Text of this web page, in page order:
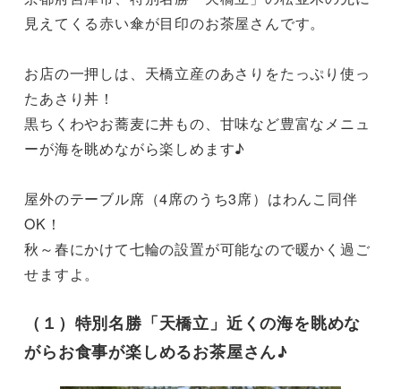
見えてくる赤い傘が目印のお茶屋さんです。
お店の一押しは、天橋立産のあさりをたっぷり使っ
たあさり丼！
黒ちくわやお蕎麦に丼もの、甘味など豊富なメニュ
ーが海を眺めながら楽しめます♪
屋外のテーブル席（4席のうち3席）はわんこ同伴
OK！
秋～春にかけて七輪の設置が可能なので暖かく過ご
せますよ。
（１）特別名勝「天橋立」近くの海を眺めな
がらお食事が楽しめるお茶屋さん♪